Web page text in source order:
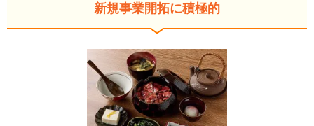
新規事業開拓に積極的